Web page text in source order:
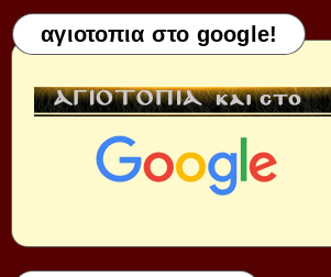
αγιοτοπια στο google!